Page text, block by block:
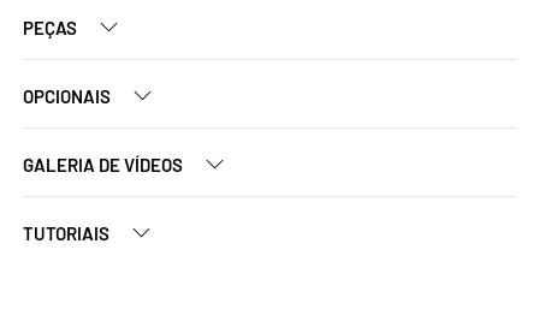
PEÇAS
OPCIONAIS
GALERIA DE VÍDEOS
TUTORIAIS